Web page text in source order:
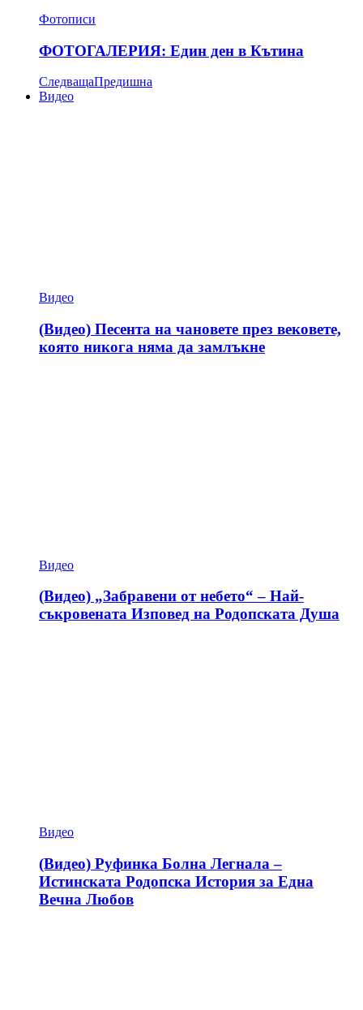
Фотописи
ФОТОГАЛЕРИЯ: Един ден в Кътина
СледващаПредишна
Видео
Видео
(Видео) Песента на чановете през вековете,
която никога няма да замлъкне
Видео
(Видео) „Забравени от небето“ – Най-
съкровената Изповед на Родопската Душа
Видео
(Видео) Руфинка Болна Легнала –
Истинската Родопска История за Една
Вечна Любов